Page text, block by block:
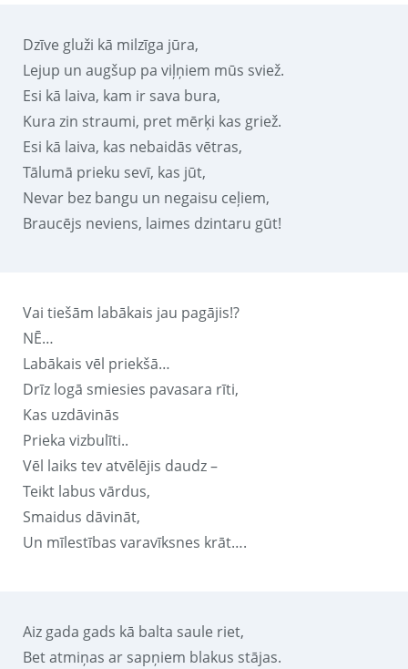
Dzīve gluži kā milzīga jūra,
Lejup un augšup pa viļņiem mūs sviež.
Esi kā laiva, kam ir sava bura,
Kura zin straumi, pret mērķi kas griež.
Esi kā laiva, kas nebaidās vētras,
Tālumā prieku sevī, kas jūt,
Nevar bez bangu un negaisu ceļiem,
Braucējs neviens, laimes dzintaru gūt!
Vai tiešām labākais jau pagājis!?
NĒ…
Labākais vēl priekšā…
Drīz logā smiesies pavasara rīti,
Kas uzdāvinās
Prieka vizbulīti..
Vēl laiks tev atvēlējis daudz –
Teikt labus vārdus,
Smaidus dāvināt,
Un mīlestības varavīksnes krāt….
Aiz gada gads kā balta saule riet,
Bet atmiņas ar sapņiem blakus stājas.